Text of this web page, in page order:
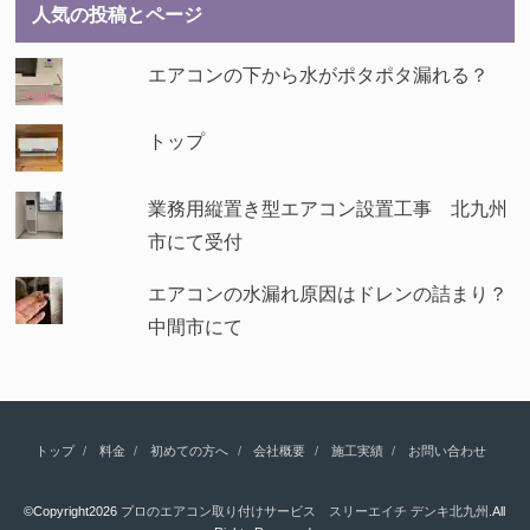
人気の投稿とページ
エアコンの下から水がポタポタ漏れる？
トップ
業務用縦置き型エアコン設置工事 北九州
市にて受付
エアコンの水漏れ原因はドレンの詰まり？
中間市にて
トップ 料金 初めての方へ 会社概要 施工実績 お問い合わせ
©Copyright2026 プロのエアコン取り付けサービス スリーエイチ デンキ北九州 .All